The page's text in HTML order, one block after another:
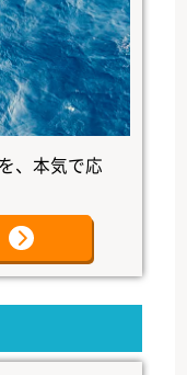
、本気で応